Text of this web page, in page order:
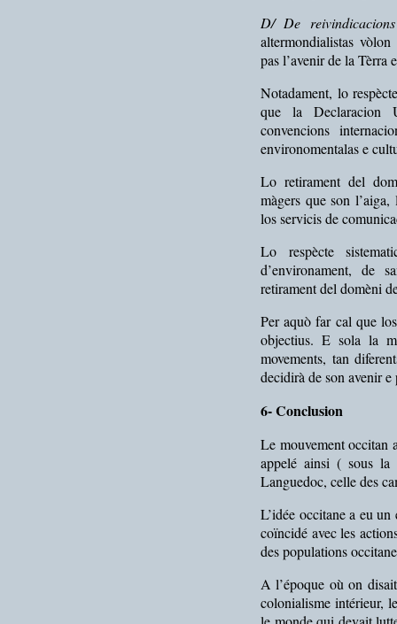
D/ De
altermondialistas vòlon
pas l’avenir de la Tèrra
Notadament, lo
que la Declaracion
convencions
environomentalas e
Lo retirament del
màgers que son
los servicis de
Lo respècte
d’environament, de
retirament del domèni
Per aquò far cal que
objectius. E sola la
movements, tan
decidirà de son avenir
6- Conclusion
Le mouvement occitan
appelé ainsi ( sous la
Languedoc, celle des
L’idée occitane a eu
coïncidé avec les
des populations
A l’époque où on
colonialisme intérieur,